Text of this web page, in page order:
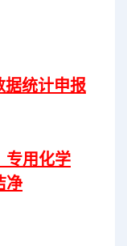
据统计申报
专用化学
净